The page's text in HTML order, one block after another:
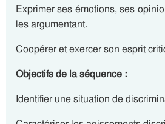
Exprimer ses émotions, ses
les argumentant.
Coopérer et exercer son esprit
Objectifs de la séquence :
Identifier une situation de